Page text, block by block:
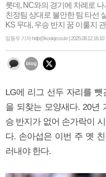
롯데, NC와의 경기에 차례로 나
친정팀 상대로 불안한 팀 타선
KS 무대, 우승 반지 꿈 이룰지
임동우 기자 help@kookje.co.kr | 2025.08.12 16:10
LG에 리그 선두 자리를
을 되찾는 모양새다. 20년
승 반지가 없어 손가락이
다. 손아섭은 이번 주 옛
러내야 한다.